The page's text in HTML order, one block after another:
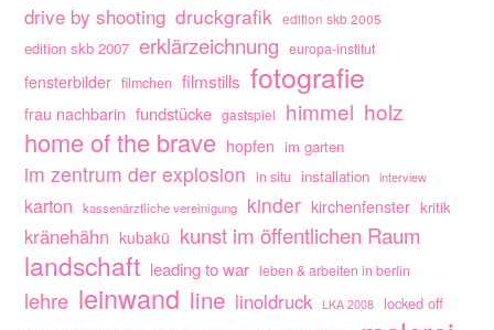
drive by shooting druckgrafik edition skb 2005
edition skb 2007 erklärzeichnung europa-institut
fensterbilder filmchen filmstills fotografie
frau nachbarin fundstücke gastspiel himmel holz
home of the brave hopfen im garten
im zentrum der explosion in situ installation interview
karton kassenärztliche vereinigung kinder kirchenfenster kritik
kränehähn kubakü kunst im öffentlichen Raum
landschaft leading to war leben & arbeiten in berlin
lehre leinwand line linoldruck LKA 2008 locked off